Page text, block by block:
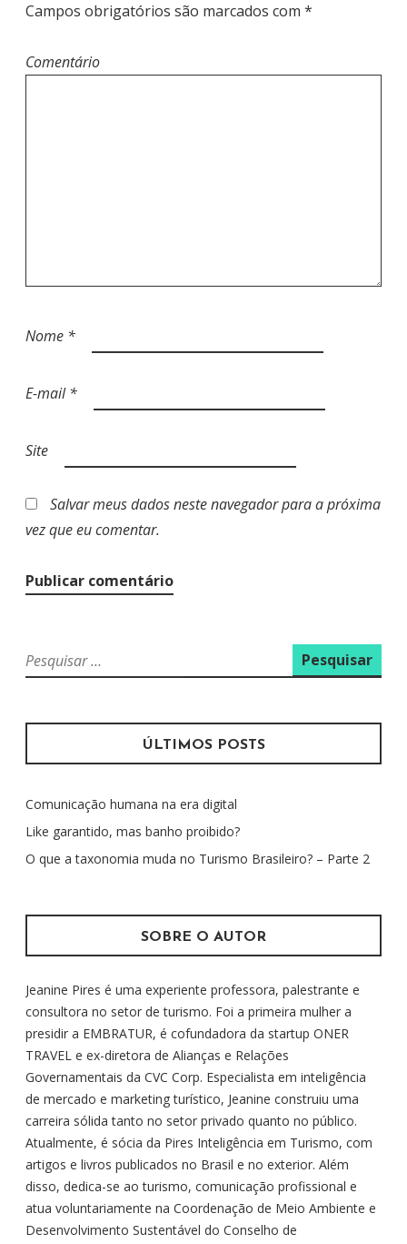
Campos obrigatórios são marcados com *
Comentário
Nome *
E-mail*
Site
Salvar meus dados neste navegador para a próxima
vez que eu comentar.
P
e
q
i
a
r
p
:
ÚLTIMOS POSTS
Comunicação humana na era digital
Like garantido, mas banho proibido?
O que a taxonomia muda no Turismo Brasileiro? – Parte 2
SOBRE O AUTOR
Jeanine Pires é uma experiente professora, palestrante e
consultora no setor de turismo. Foi a primeira mulher a
presidir a EMBRATUR, é cofundadora da startup ONER
TRAVEL e ex-diretora de Alianças e Relações
Governamentais da CVC Corp. Especialista em inteligência
de mercado e marketing turístico, Jeanine construiu uma
carreira sólida tanto no setor privado quanto no público.
Atualmente, é sócia da Pires Inteligência em Turismo, com
artigos e livros publicados no Brasil e no exterior. Além
disso, dedica-se ao turismo, comunicação profissional e
atua voluntariamente na Coordenação de Meio Ambiente e
Desenvolvimento Sustentável do Conselho de